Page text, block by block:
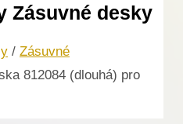
Zásuvné desky
/ Zásuvné
812084 (dlouhá) pro